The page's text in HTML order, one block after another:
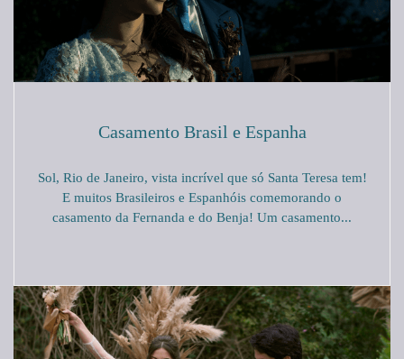
Casamento Brasil e Espanha
Sol, Rio de Janeiro, vista incrível que só Santa Teresa tem!
E muitos Brasileiros e Espanhóis comemorando o
casamento da Fernanda e do Benja! Um casamento...